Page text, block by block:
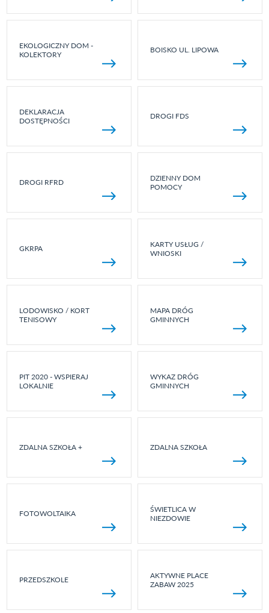
EKOLOGICZNY DOM -
KOLEKTORY
BOISKO UL. LIPOWA
DEKLARACJA
DOSTĘPNOŚCI
DROGI FDS
DROGI RFRD
DZIENNY DOM
POMOCY
GKRPA
KARTY USŁUG /
WNIOSKI
LODOWISKO / KORT
TENISOWY
MAPA DRÓG
GMINNYCH
PIT 2020 - WSPIERAJ
LOKALNIE
WYKAZ DRÓG
GMINNYCH
ZDALNA SZKOŁA + ZDALNA SZKOŁA
FOTOWOLTAIKA
ŚWIETLICA W
NIEZDOWIE
PRZEDSZKOLE
AKTYWNE PLACE
ZABAW 2025